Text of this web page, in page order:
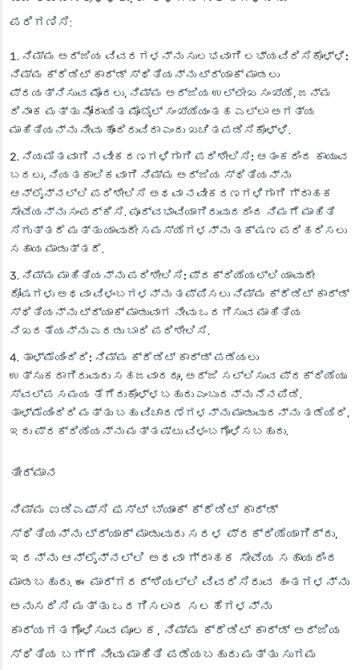
ಪರಿಗಣಿಸಿ:
ನಿಮ್ಮ ಅರ್ಜಿಯ ವಿವರಗಳನ್ನು ಸುಲಭವಾಗಿ ಲಭ್ಯವಿರಿಸಿಕೊಳ್ಳಿ:
ನಿಮ್ಮ ಕ್ರೆಡಿಟ್ ಕಾರ್ಡ್ ಸ್ಥಿತಿಯನ್ನು ಟ್ರ್ಯಾಕ್ ಮಾಡಲು
ಪ್ರಯತ್ನಿಸುವ ಮೊದಲು, ನಿಮ್ಮ ಅರ್ಜಿಯ ಉಲ್ಲೇಖ ಸಂಖ್ಯೆ, ಜನ್ಮ
ದಿನಾಂಕ ಮತ್ತು ನೋಂದಾಯಿತ ಮೊಬೈಲ್ ಸಂಖ್ಯೆಯಂತಹ ಎಲ್ಲಾ ಅಗತ್ಯ
ಮಾಹಿತಿಯನ್ನು ನೀವು ಹೊಂದಿರುವಿರಾ ಎಂದು ಖಚಿತಪಡಿಸಿಕೊಳ್ಳಿ.
ನಿಯಮಿತವಾಗಿ ನವೀಕರಣಗಳಿಗಾಗಿ ಪರಿಶೀಲಿಸಿ: ಆತಂಕದಿಂದ ಕಾಯುವ
ಬದಲು, ನಿಯತಕಾಲಿಕವಾಗಿ ನಿಮ್ಮ ಅರ್ಜಿಯ ಸ್ಥಿತಿಯನ್ನು
ಆನ್‌ಲೈನ್‌ನಲ್ಲಿ ಪರಿಶೀಲಿಸಿ ಅಥವಾ ನವೀಕರಣಗಳಿಗಾಗಿ ಗ್ರಾಹಕ
ಸೇವೆಯನ್ನು ಸಂಪರ್ಕಿಸಿ. ಪೂರ್ವಭಾವಿಯಾಗಿರುವುದರಿಂದ ನಿಮಗೆ ಮಾಹಿತಿ
ಸಿಗುತ್ತದೆ ಮತ್ತು ಯಾವುದೇ ಸಮಸ್ಯೆಗಳನ್ನು ತಕ್ಷಣ ಪರಿಹರಿಸಲು
ಸಹಾಯ ಮಾಡುತ್ತದೆ.
ನಿಮ್ಮ ಮಾಹಿತಿಯನ್ನು ಪರಿಶೀಲಿಸಿ: ಪ್ರಕ್ರಿಯೆಯಲ್ಲಿ ಯಾವುದೇ
ದೋಷಗಳು ಅಥವಾ ವಿಳಂಬಗಳನ್ನು ತಪ್ಪಿಸಲು ನಿಮ್ಮ ಕ್ರೆಡಿಟ್ ಕಾರ್ಡ್
ಸ್ಥಿತಿಯನ್ನು ಟ್ರ್ಯಾಕ್ ಮಾಡುವಾಗ ನೀವು ಒದಗಿಸುವ ಮಾಹಿತಿಯ
ನಿಖರತೆಯನ್ನು ಎರಡು ಬಾರಿ ಪರಿಶೀಲಿಸಿ.
ತಾಳ್ಮೆಯಿಂದಿರಿ: ನಿಮ್ಮ ಕ್ರೆಡಿಟ್ ಕಾರ್ಡ್ ಪಡೆಯಲು
ಉತ್ಸುಕರಾಗಿರುವುದು ಸಹಜವಾದರೂ, ಅರ್ಜಿ ಸಲ್ಲಿಸುವ ಪ್ರಕ್ರಿಯೆಯು
ಸ್ವಲ್ಪ ಸಮಯ ತೆಗೆದುಕೊಳ್ಳಬಹುದು ಎಂಬುದನ್ನು ನೆನಪಿಡಿ.
ತಾಳ್ಮೆಯಿಂದಿರಿ ಮತ್ತು ಬಹು ವಿಚಾರಣೆಗಳನ್ನು ಮಾಡುವುದನ್ನು ತಡೆಯಿರಿ,
ಇದು ಪ್ರಕ್ರಿಯೆಯನ್ನು ಮತ್ತಷ್ಟು ವಿಳಂಬಗೊಳಿಸಬಹುದು.
ತೀರ್ಮಾನ
ನಿಮ್ಮ ಐಡಿಎಫ್‌ಸಿ ಫಸ್ಟ್ ಬ್ಯಾಂಕ್ ಕ್ರೆಡಿಟ್ ಕಾರ್ಡ್
ಸ್ಥಿತಿಯನ್ನು ಟ್ರ್ಯಾಕ್ ಮಾಡುವುದು ಸರಳ ಪ್ರಕ್ರಿಯೆಯಾಗಿದ್ದು,
ಇದನ್ನು ಆನ್‌ಲೈನ್‌ನಲ್ಲಿ ಅಥವಾ ಗ್ರಾಹಕ ಸೇವೆಯ ಸಹಾಯದಿಂದ
ಮಾಡಬಹುದು. ಈ ಮಾರ್ಗದರ್ಶಿಯಲ್ಲಿ ವಿವರಿಸಿರುವ ಹಂತಗಳನ್ನು
ಅನುಸರಿಸಿ ಮತ್ತು ಒದಗಿಸಲಾದ ಸಲಹೆಗಳನ್ನು
ಕಾರ್ಯಗತಗೊಳಿಸುವ ಮೂಲಕ, ನಿಮ್ಮ ಕ್ರೆಡಿಟ್ ಕಾರ್ಡ್ ಅರ್ಜಿಯ
ಸ್ಥಿತಿಯ ಬಗ್ಗೆ ನೀವು ಮಾಹಿತಿ ಪಡೆಯಬಹುದು ಮತ್ತು ಸುಗಮ